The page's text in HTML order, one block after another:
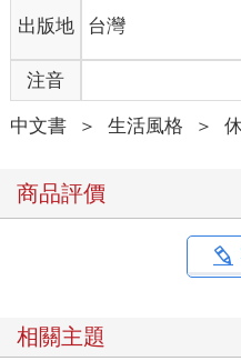
出版地 台灣
注音
中文書 ＞ 生活風格 ＞
商品評價
相關主題